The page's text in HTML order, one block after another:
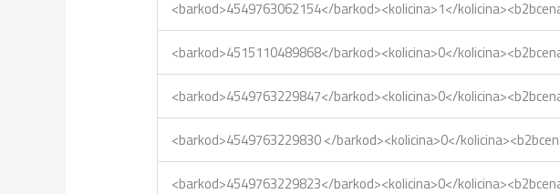
<barkod>4549763062154</barkod><kolicina>1</
<barkod>4515110489868</barkod><kolicina>0</
<barkod>4549763229847</barkod><kolicina>0</
<barkod>4549763229830 </barkod><kolicina>0</
<barkod>4549763229823</barkod><kolicina>0</